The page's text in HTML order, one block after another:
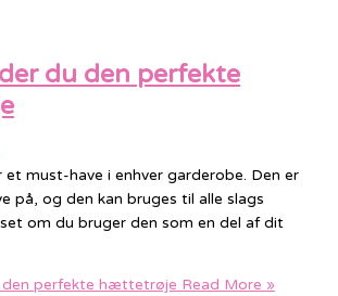
du den perfekte
must-have i enhver garderobe. Den er
på, og den kan bruges til alle slags
om du bruger den som en del af dit
den perfekte hættetrøje Read More »